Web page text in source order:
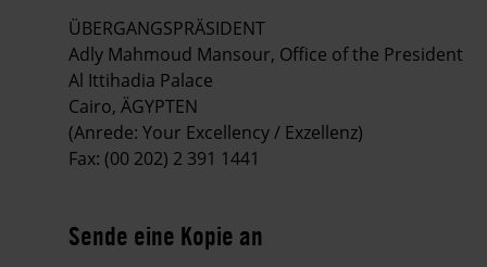
ÜBERGANGSPRÄSIDENT
Adly Mahmoud Mansour, Office of the President
Al Ittihadia Palace
Cairo, ÄGYPTEN
(Anrede: Your Excellency / Exzellenz)
Fax: (00 202) 2 391 1441
Sende eine Kopie an